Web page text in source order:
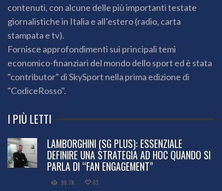
contenuti, con alcune delle più importanti testate
giornalistiche in Italia e all’estero (radio, carta
stampata e tv).
Fornisce approfondimenti sui principali temi
economico-finanziari del mondo dello sport ed è stata
"contributor" di SkySport nella prima edizione di
"CodiceRosso".
I PIÙ LETTI
LAMBORGHINI (SG PLUS): ESSENZIALE
DEFINIRE UNA STRATEGIA AD HOC QUANDO SI
PARLA DI “FAN ENGAGEMENT”
98.7K 83